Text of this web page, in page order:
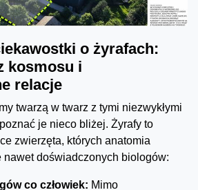
o żyrafach:
kosmosu i
relacje
twarzą w twarz z tymi niezwykłymi
je nieco bliżej. Żyrafy to
zwierzęta, których anatomia
nawet doświadczonych biologów:
co człowiek: Mimo